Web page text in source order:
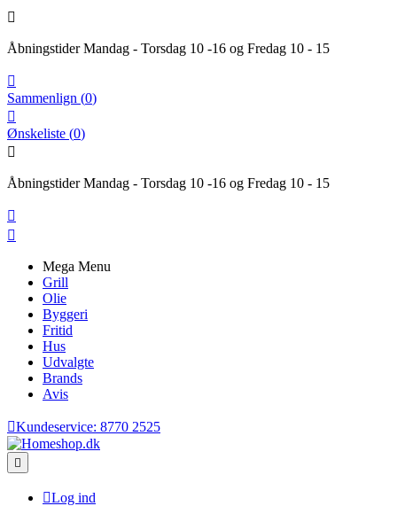

Åbningstider Mandag - Torsdag 10 -16 og Fredag 10 - 15

Sammenlign (0)

Ønskeliste (0)

Åbningstider Mandag - Torsdag 10 -16 og Fredag 10 - 15


Mega Menu
Grill
Olie
Byggeri
Fritid
Hus
Udvalgte
Brands
Avis
Kundeservice: 8770 2525

Log ind